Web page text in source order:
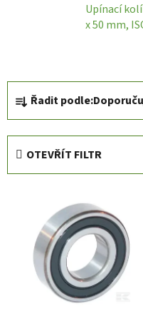
Upínací
x 50 mm,
a
z
Řadit podle:
OTEVŘÍT FILTR